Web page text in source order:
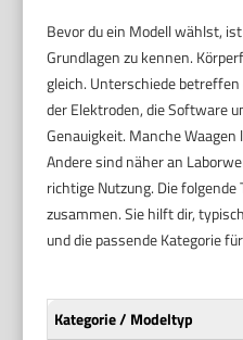
Bevor du ein Modell wählst,
Grundlagen zu kennen.
gleich. Unterschiede
der Elektroden, die Software
Genauigkeit. Manche
Andere sind näher an
richtige Nutzung. Die
zusammen. Sie hilft dir,
und die passende Kategorie
Kategorie / Modeltyp